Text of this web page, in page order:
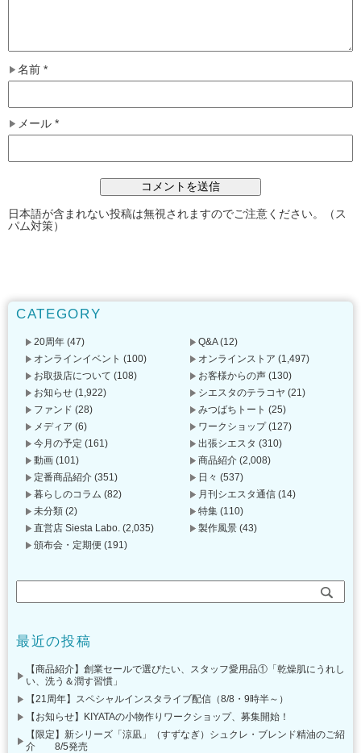
名前 *
メール *
日本語が含まれない投稿は無視されますのでご注意ください。（ス
パム対策）
CATEGORY
20周年 (47) Q&A(12)
オンラインイベント (100) オンラインストア (1,497)
お取扱店について (108) お客様からの声 (130)
お知らせ (1,922) シエスタのテラコヤ (21)
ファンド (28) みつばちトート (25)
メディア (6) ワークショップ(127)
今月の予定 (161) 出張シエスタ (310)
動画 (101) 商品紹介 (2,008)
定番商品紹介 (351) 日々 (537)
暮らしのコラム (82) 月刊シエスタ通信 (14)
未分類 (2) 特集 (110)
直営店 Siesta Labo. (2,035) 製作風景 (43)
頒布会・定期便 (191)
最近の投稿
【商品紹介】創業セールで選びたい、スタッフ愛用品①「乾燥肌にうれし
い、洗う＆潤す習慣」
【21周年】スペシャルインスタライブ配信（8/8・9時半～）
【お知らせ】KIYATAの小物作りワークショップ、募集開始！
【限定】新シリーズ「涼凪」（すずなぎ）シュクレ・ブレンド精油のご紹
介 8/5発売